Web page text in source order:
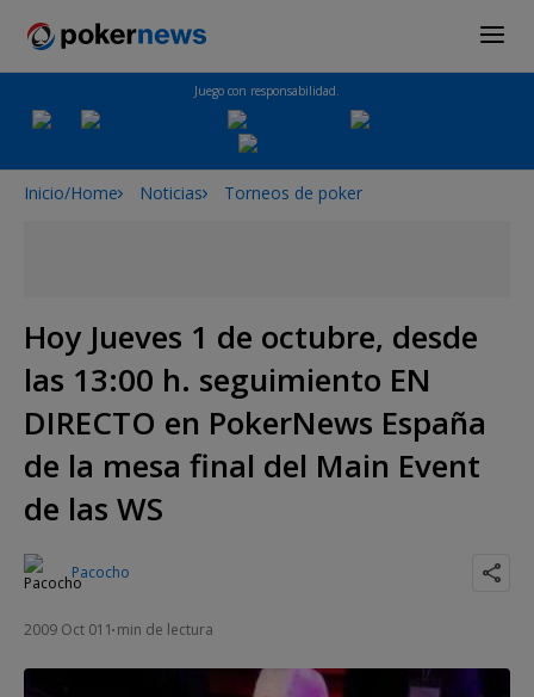
Juego con responsabilidad.
Inicio/Home Noticias Torneos de poker
Hoy Jueves 1 de octubre, desde
las 13:00 h. seguimiento EN
DIRECTO en PokerNews España
de la mesa final del Main Event
de las WS
Pacocho
2009 Oct 01 1 min de lectura